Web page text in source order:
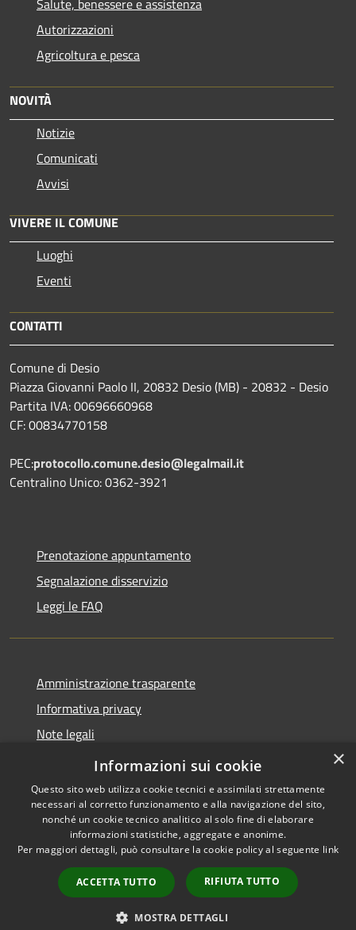
Salute, benessere e assistenza
Autorizzazioni
Agricoltura e pesca
NOVITÀ
Notizie
Comunicati
Avvisi
VIVERE IL COMUNE
Luoghi
Eventi
CONTATTI
Comune di Desio
Piazza Giovanni Paolo II, 20832 Desio (MB) - 20832 - Desio
Partita IVA: 00696660968
CF: 00834770158
PEC:protocollo.comune.desio@legalmail.it
Centralino Unico: 0362-3921
Prenotazione appuntamento
Segnalazione disservizio
Leggi le FAQ
Amministrazione trasparente
Informativa privacy
Note legali
Dichiarazione di accessibilità
Accessibilità
Copyright © 2026 • Comune di
Desio • Powered by
Municipium•
Accesso
redazione
×
Informazioni sui cookie
Questo sito web utilizza cookie tecnici e assimilati strettamente
necessari al corretto funzionamento e alla navigazione del sito,
nonché un cookie tecnico analitico al solo fine di elaborare
informazioni statistiche, aggregate e anonime.
Per maggiori dettagli, può consultare la cookie policy al seguente link
ACCETTA TUTTO RIFIUTA TUTTO
MOSTRA DETTAGLI